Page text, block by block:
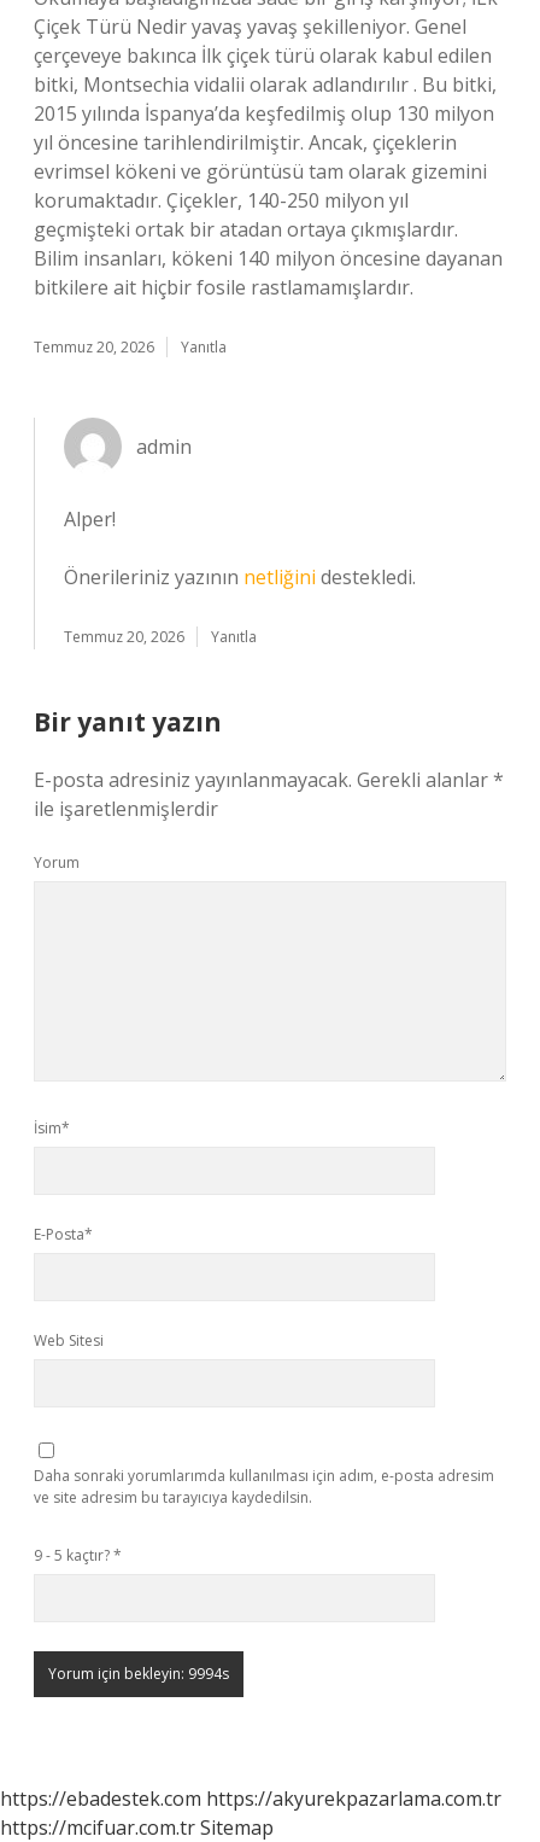
Çiçek Türü Nedir yavaş yavaş şekilleniyor. Genel
çerçeveye bakınca İlk çiçek türü olarak kabul edilen
bitki, Montsechia vidalii olarak adlandırılır . Bu bitki,
2015 yılında İspanya’da keşfedilmiş olup 130 milyon
yıl öncesine tarihlendirilmiştir. Ancak, çiçeklerin
evrimsel kökeni ve görüntüsü tam olarak gizemini
korumaktadır. Çiçekler, 140-250 milyon yıl
geçmişteki ortak bir atadan ortaya çıkmışlardır.
Bilim insanları, kökeni 140 milyon öncesine dayanan
bitkilere ait hiçbir fosile rastlamamışlardır.
Temmuz 20, 2026 Yanıtla
admin
Alper!
Önerileriniz yazının netliğini destekledi.
Temmuz 20, 2026 Yanıtla
Bir yanıt yazın
E-posta adresiniz yayınlanmayacak. Gerekli alanlar*
ile işaretlenmişlerdir
Yorum
İsim*
E-Posta*
Web Sitesi
Daha sonraki yorumlarımda kullanılması için adım, e-posta adresim
ve site adresim bu tarayıcıya kaydedilsin.
9 - 5 kaçtır?*
https://ebadestek.com https://akyurekpazarlama.com.tr
https://mcifuar.com.trSitemap